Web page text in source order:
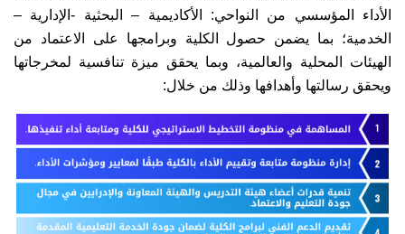
الأداء المؤسسي من النواحي: الأكاديمية – البحثية -الإدارية –
الخدمية؛ بما يضمن حصول الكلية وبرامجها على الاعتماد من
الهيئات المحلية والعالمية، وبما يحقق ميزة تنافسية لمخرجاتها
ويحقق رسالتها وأهدافها وذلك من خلال: